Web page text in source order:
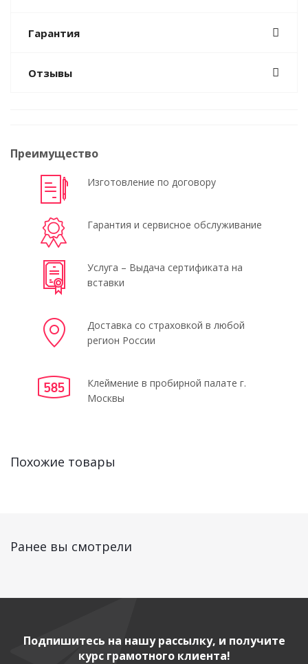
Гарантия
Отзывы
Преимущество
Изготовление по договору
Гарантия и сервисное обслуживание
Услуга – Выдача сертификата на
вставки
Доставка со страховкой в любой
регион России
Клеймение в пробирной палате г.
Москвы
Похожие товары
Ранее вы смотрели
Подпишитесь на нашу рассылку, и получите
курс грамотного клиента!